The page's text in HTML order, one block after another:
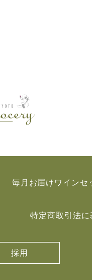
毎月お届けワインセ
特定商取引法
採用